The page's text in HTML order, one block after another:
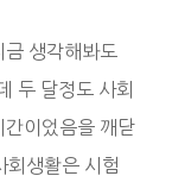
생각해봐도
두 달정도 사회
간이었음을 깨닫
회생활은 시험